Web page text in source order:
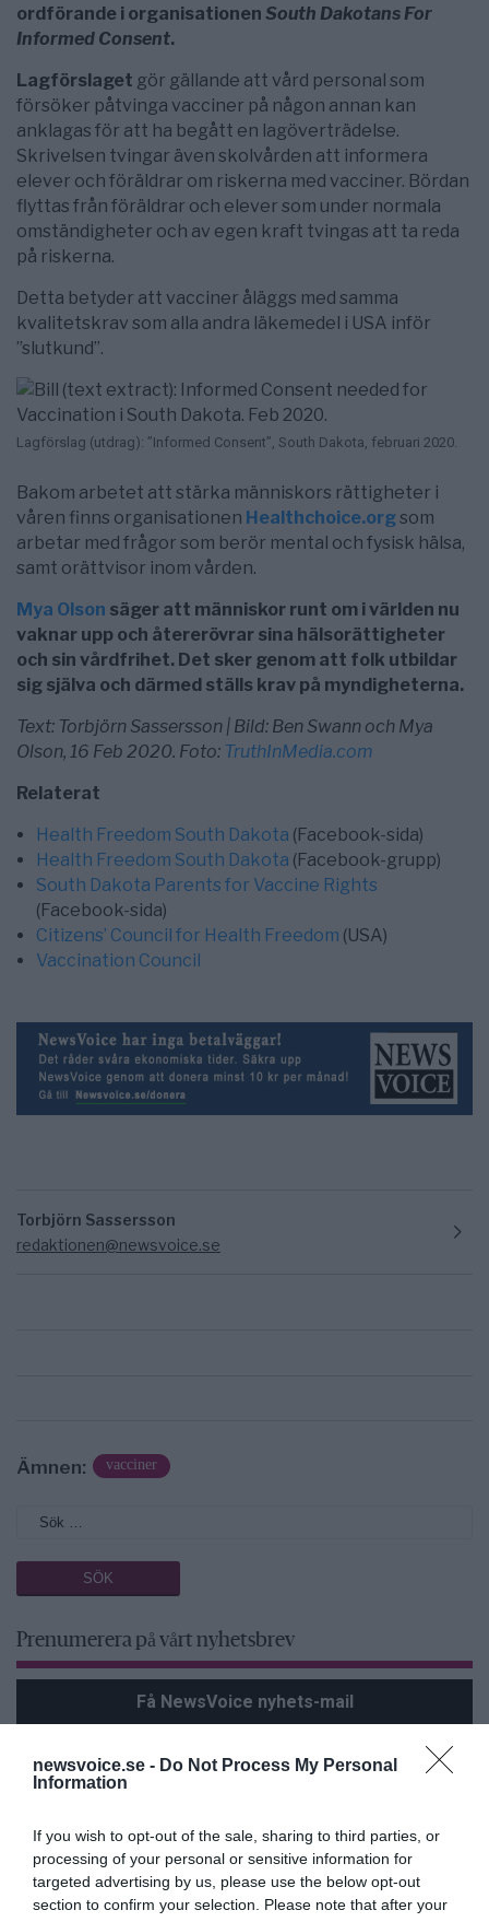
newsvoice.se - Do Not Process My Personal
Information
If you wish to opt-out of the sale, sharing to third parties, or
processing of your personal or sensitive information for
targeted advertising by us, please use the below opt-out
section to confirm your selection. Please note that after your
ordförande i organisationen South Dakotans For
Informed Consent.
Lagförslaget gör gällande att vård personal som
försöker påtvinga vacciner på någon annan kan
anklagas för att ha begått en lagöverträdelse.
Skrivelsen tvingar även skolvården att informera
elever och föräldrar om riskerna med vacciner. Bördan
flyttas från föräldrar och elever som under normala
omständigheter och av egen kraft tvingas att ta reda
på riskerna.
Detta betyder att vacciner åläggs med samma
kvalitetskrav som alla andra läkemedel i USA inför
”slutkund”.
Lagförslag (utdrag): ”Informed Consent”, South Dakota, februari 2020.
Bakom arbetet att stärka människors rättigheter i
våren finns organisationen Healthchoice.orgsom
arbetar med frågor som berör mental och fysisk hälsa,
samt orättvisor inom vården.
Mya Olson säger att människor runt om i världen nu
vaknar upp och återerövrar sina hälsorättigheter
och sin vårdfrihet. Det sker genom att folk utbildar
sig själva och därmed ställs krav på myndigheterna.
Text: Torbjörn Sassersson | Bild: Ben Swann och Mya
Olson, 16 Feb 2020. Foto: TruthInMedia.com
Relaterat
Health Freedom South Dakota (Facebook-sida)
Health Freedom South Dakota (Facebook-grupp)
South Dakota Parents for Vaccine Rights
(Facebook-sida)
Citizens’ Council for Health Freedom (USA)
Vaccination Council
Torbjörn Sassersson
redaktionen@newsvoice.se
Ämnen: vacciner
Prenumerera på vårt nyhetsbrev
Få NewsVoice nyhets-mail